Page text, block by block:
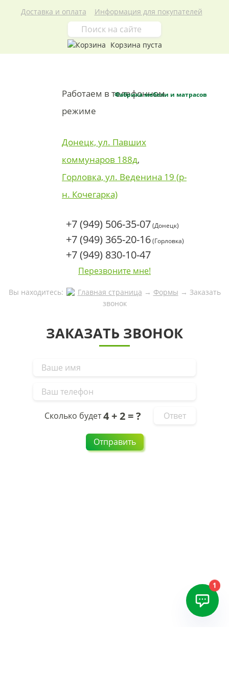
Доставка и оплата Информация для покупателей
Корзина пуста
Фабрика мебели и матрасов
Работаем в телефонном
режиме
Донецк, ул. Павших
коммунаров 188д,
Горловка, ул. Веденина 19 (р-
н. Кочегарка)
+7 (949) 506-35-07 (Донецк)
+7 (949) 365-20-16(Горловка)
+7 (949) 830-10-47
Перезвоните мне!
Вы находитесь: Главная страница → Формы → Заказать
звонок
ЗАКАЗАТЬ ЗВОНОК
Сколько будет4 + 2 = ?